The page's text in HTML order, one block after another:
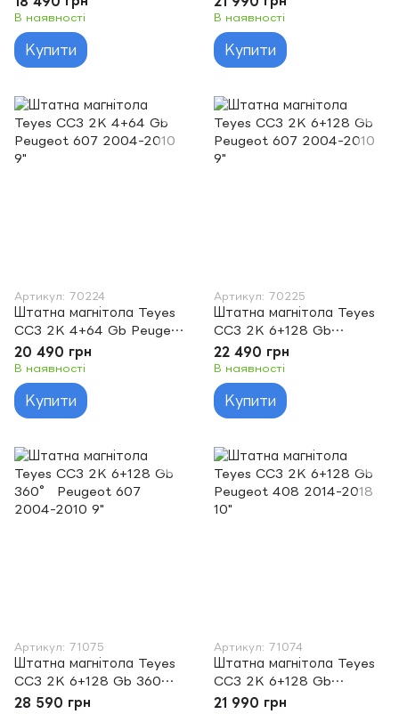
Peugeot 308 2007-2015
9"
В наявності
Купити
2020 For Peugeot 308
2007-2015 9"
В наявності
Купити
Артикул: 70224
Штатна магнітола Teyes
CC3 2K 4+64 Gb Peugeot
607 2004-2010 9"
20 490 грн
В наявності
Купити
Артикул: 70225
Штатна магнітола Teyes
CC3 2K 6+128 Gb
Peugeot 607 2004-2010
9"
22 490 грн
В наявності
Купити
Артикул: 71075
Штатна магнітола Teyes
CC3 2K 6+128 Gb 360°
Peugeot 607 2004-2010
28 590 грн
Артикул: 71074
Штатна магнітола Teyes
CC3 2K 6+128 Gb
Peugeot 408 2014-2018
21 990 грн